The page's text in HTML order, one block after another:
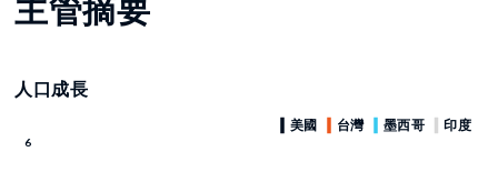
主管摘要
人口成長